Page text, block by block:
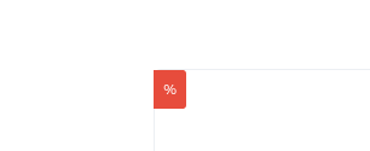
Rabatt
%